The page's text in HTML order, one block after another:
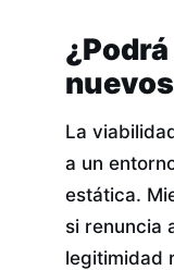
La
a un
estática.
si renuncia
legitimidad